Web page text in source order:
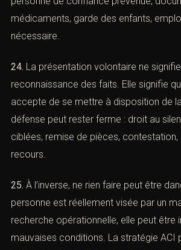
Le client peut être placé en garde à vue,
saisi, son domicile perquisitionné ou
personne de confiance prévenue,
médicaments, garde des enfants,
nécessaire.
La présentation volontaire ne signifie
reconnaissance des faits. Elle signifie
défense peut rester ferme : droit au
ciblées, remise de pièces, contestation,
d’actes, recours.
À l’inverse, ne rien faire peut être